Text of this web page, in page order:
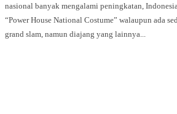
nasional banyak mengalami peningkatan,
“Power House National Costume” walaupun ada
grand slam, namun diajang yang lainnya...